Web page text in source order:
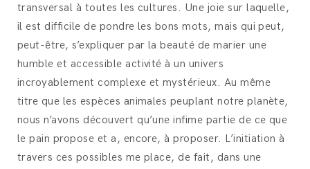
transversal à toutes les cultures. Une joie sur laquelle,
il est difficile de pondre les bons mots, mais qui peut,
peut-être, s’expliquer par la beauté de marier une
humble et accessible activité à un univers
incroyablement complexe et mystérieux. Au même
titre que les espèces animales peuplant notre planète,
nous n’avons découvert qu’une infime partie de ce que
le pain propose et a, encore, à proposer. L’initiation à
travers ces possibles me place, de fait, dans une